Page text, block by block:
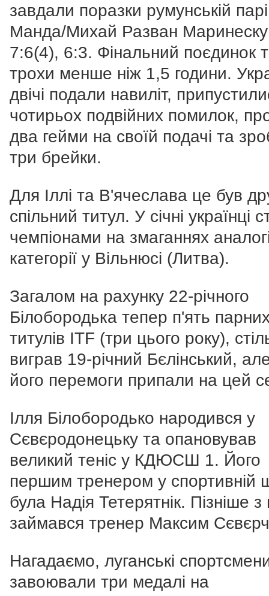
завдали поразки румунській
Манда/Михай Разван
7:6(4), 6:3. Фінальний поєдинок
трохи менше ніж 1,5 години.
двічі подали навиліт,
чотирьох подвійних помилок,
два гейми на своїй подачі та
три брейки.
Для Іллі та В'ячеслава це був
спільний титул. У січні українці
чемпіонами на змаганнях
категорії у Вільнюсі (Литва).
Загалом на рахунку 22-річного
Білобородька тепер п'ять
титулів ITF (три цього року),
виграв 19-річний Бєлінський,
його перемоги припали на цей
Ілля Білобородько народився у
Сєвєродонецьку та опановував
великий теніс у КДЮСШ 1. Його
першим тренером у спортивній
була Надія Тетерятнік. Пізніше
займався тренер Максим
Нагадаємо, луганські
завоювали три медалі на